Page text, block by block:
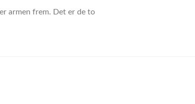
armen frem. Det er de to